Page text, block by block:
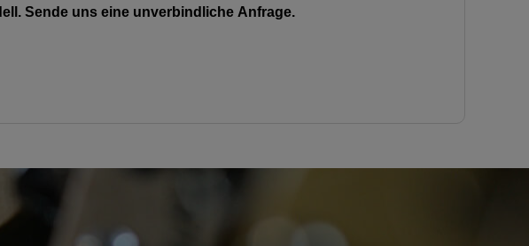
Sende uns eine unverbindliche Anfrage.